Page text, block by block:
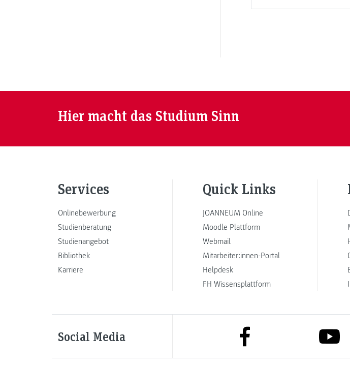
Hier macht das Studium Sinn
Services
Onlinebewerbung
Studienberatung
Studienangebot
Bibliothek
Karriere
Quick Links
JOANNEUM Online
Moodle Plattform
Webmail
Mitarbeiter:innen-Portal
Helpdesk
FH Wissensplattform
Social Media link to facebook